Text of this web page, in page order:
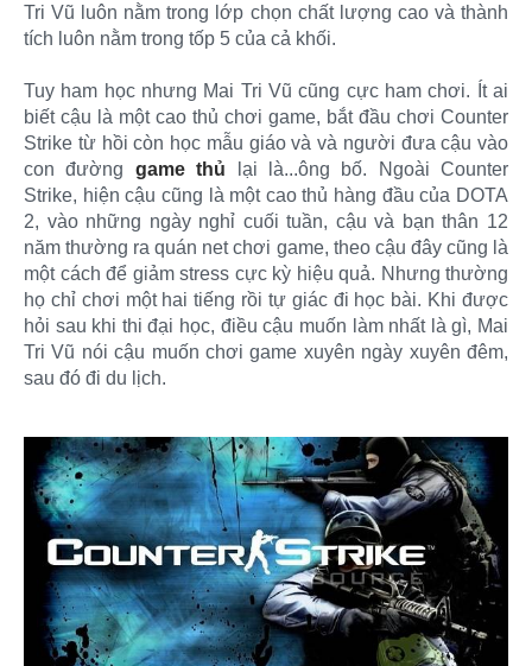
Tri Vũ luôn nằm trong lớp chọn chất lượng cao và thành
tích luôn nằm trong tốp 5 của cả khối.
Tuy ham học nhưng Mai Tri Vũ cũng cực ham chơi. Ít ai
biết cậu là một cao thủ chơi game, bắt đầu chơi Counter
Strike từ hồi còn học mẫu giáo và và người đưa cậu vào
con đường game thủ lại là...ông bố. Ngoài Counter
Strike, hiện cậu cũng là một cao thủ hàng đầu của DOTA
2, vào những ngày nghỉ cuối tuần, cậu và bạn thân 12
năm thường ra quán net chơi game, theo cậu đây cũng là
một cách để giảm stress cực kỳ hiệu quả. Nhưng thường
họ chỉ chơi một hai tiếng rồi tự giác đi học bài. Khi được
hỏi sau khi thi đại học, điều cậu muốn làm nhất là gì, Mai
Tri Vũ nói cậu muốn chơi game xuyên ngày xuyên đêm,
sau đó đi du lịch.